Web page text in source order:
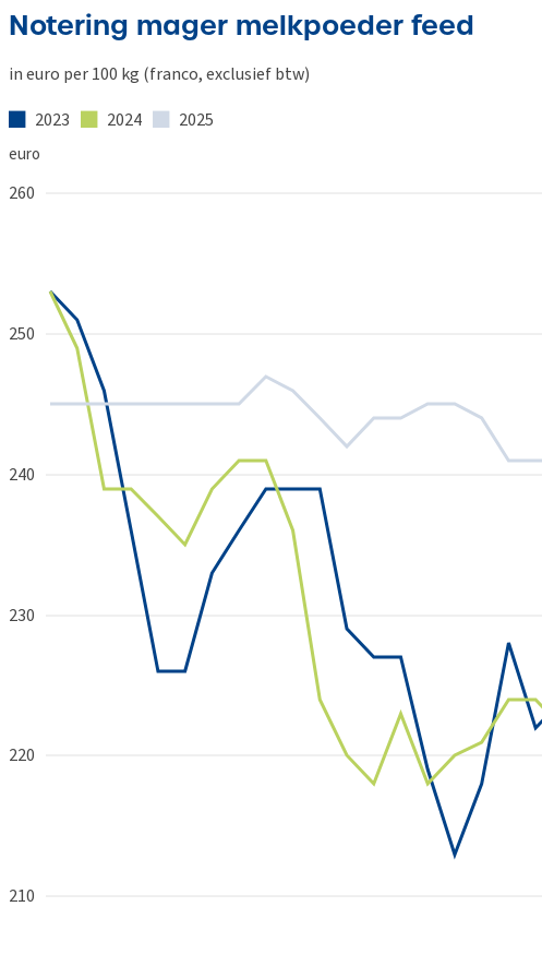
Notering mager melkpoeder feed
in euro per 100 kg (franco, exclusief btw)
euro
2023 2024 2025
210
220
230
240
250
260